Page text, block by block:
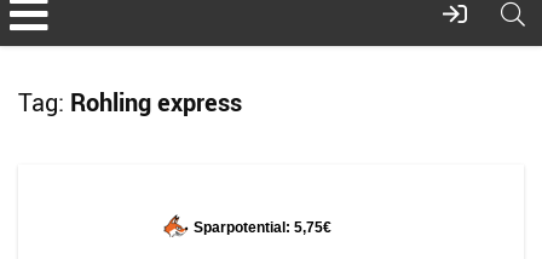
Tag: Rohling express
Sparpotential: 5,75€